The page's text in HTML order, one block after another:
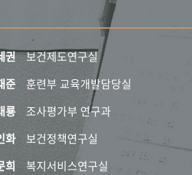
권
보건제도연구실
준
훈련부 교육개발담당실
룡
조사평가부 연구과
화
보건정책연구실
희
복지서비스연구실